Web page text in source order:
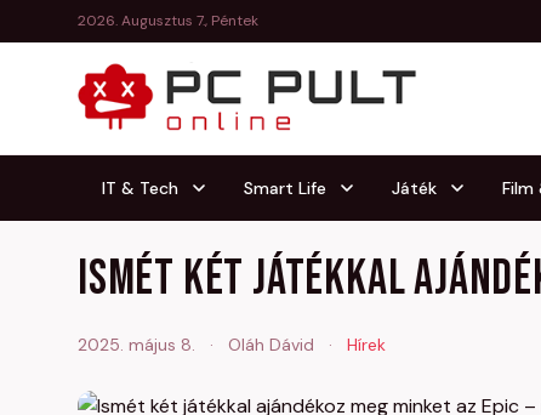
2026. Augusztus 7., Péntek
IT & Tech Smart Life Játék Film
Ismét két játékkal
2025. május 8. · Oláh Dávid · Hírek